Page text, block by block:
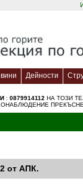
Дейности
: 0879914112 НА ТОЗИ
от АПК.